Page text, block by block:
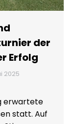
der
Erfolg
2025
erwartete
statt. Auf